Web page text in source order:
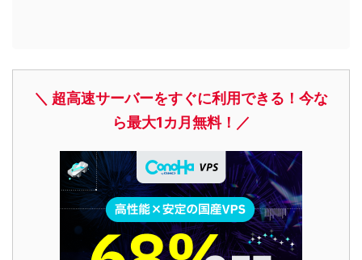
＼ 超高速サーバーをすぐに利用できる！今な
ら最大1カ月無料！／